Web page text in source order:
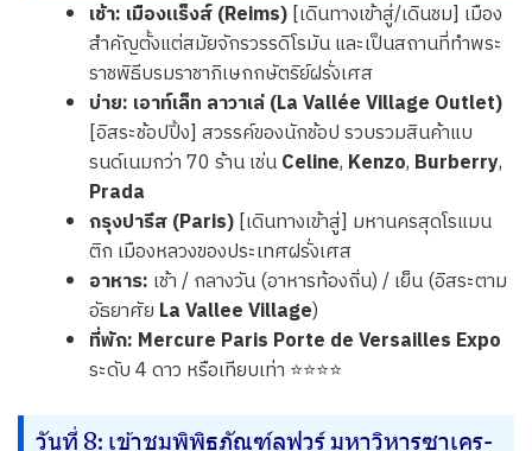
เช้า: เมืองแร็งส์ (Reims)[เดินทางเข้าสู่/เดินชม] เมือง
สำคัญตั้งแต่สมัยจักรวรรดิโรมัน และเป็นสถานที่ทำพระ
ราชพิธีบรมราชาภิเษกกษัตริย์ฝรั่งเศส
บ่าย: เอาท์เล็ท ลาวาเล่ (La Vallée Village Outlet)
[อิสระช้อปปิ้ง] สวรรค์ของนักช้อป รวบรวมสินค้าแบ
รนด์เนมกว่า 70 ร้าน เช่นCeline, Kenzo, Burberry,
Prada
กรุงปารีส (Paris)[เดินทางเข้าสู่] มหานครสุดโรแมน
ติก เมืองหลวงของประเทศฝรั่งเศส
อาหาร: เช้า / กลางวัน (อาหารท้องถิ่น) / เย็น (อิสระตาม
อัธยาศัย La Vallee Village)
ที่พัก: Mercure Paris Porte de Versailles Expo
ระดับ 4 ดาว หรือเทียบเท่า ⭐⭐⭐⭐
วันที่ 8: เข้าชมพิพิธภัณฑ์ลูฟวร์ มหาวิหารซาเคร-